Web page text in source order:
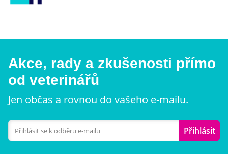
Akce, rady a zkušenosti přímo
od veterinářů
Jen občas a rovnou do vašeho e-mailu.
Přihlásit